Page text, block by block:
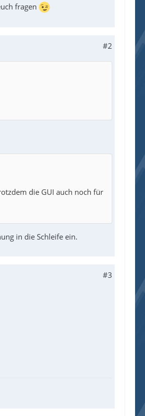
fragen
#2
die GUI auch noch für
in die Schleife ein.
#3